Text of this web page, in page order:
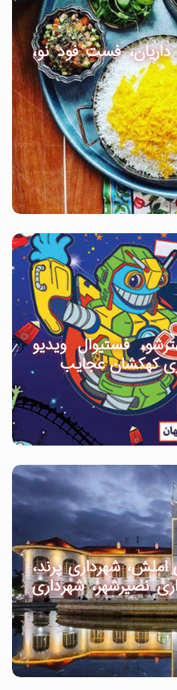
داریان، فست فود نو،
فستیوال ویدیو
کهکشان عجایب
شهرداری پرند،
نصیرشهر، شهرداری